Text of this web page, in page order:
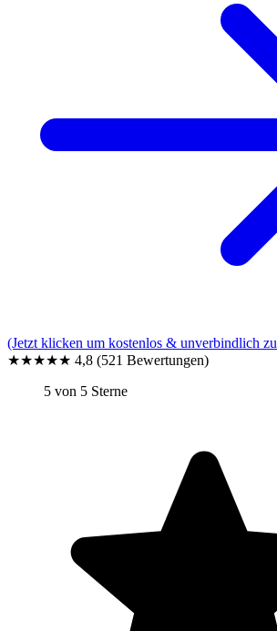
(Jetzt klicken um kostenlos & unverbindlich
★★★★★ 4,8 (521 Bewertungen)
5 von 5 Sterne